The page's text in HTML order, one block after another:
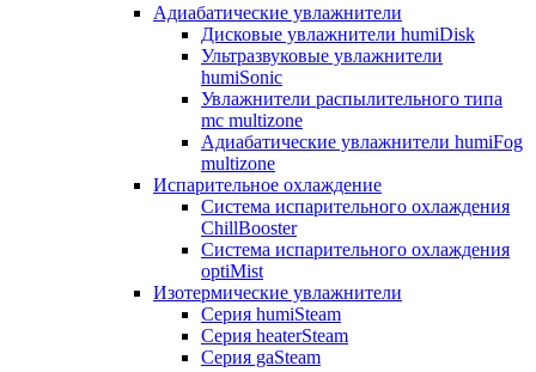
Адиабатические увлажнители
Дисковые увлажнители humiDisk
Ультразвуковые увлажнители
humiSonic
Увлажнители распылительного типа
mc multizone
Адиабатические увлажнители humiFog
multizone
Испарительное охлаждение
Система испарительного охлаждения
ChillBooster
Система испарительного охлаждения
optiMist
Изотермические увлажнители
Серия humiSteam
Серия heaterSteam
Серия gaSteam